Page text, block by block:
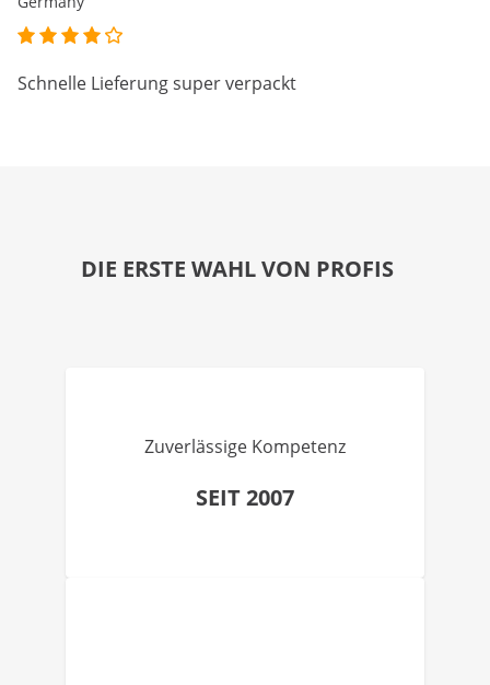
Schnelle Lieferung super verpackt
DIE ERSTE WAHL VON PROFIS
Zuverlässige Kompetenz
SEIT 2007